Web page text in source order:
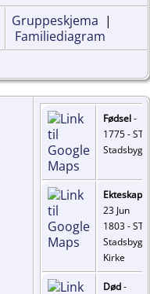
Gruppeskjema |
Familiediagram
Fødsel-
1775 - ST,
Stadsbygd
Ekteskap
23 Jun
1803 - ST,
Stadsbygd
Kirke
Død-